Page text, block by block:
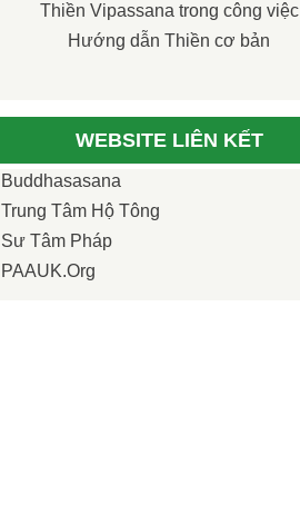
Thiền Vipassana trong công việc
Hướng dẫn Thiền cơ bản
WEBSITE LIÊN KẾT
Buddhasasana
Trung Tâm Hộ Tông
Sư Tâm Pháp
PAAUK.org